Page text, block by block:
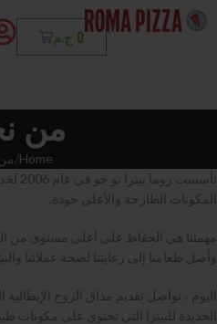
0 ج.م
من
Home
المكونات الطازجة والأعلى جودة.
مهمتنا هي الحفاظ على أعلى مستوى من
وأصل طعامنا إلى رعايتنا لصحة عملائنا
اليوم ، نواصل تقديم مذاق الروح الإيطالية
الجديدة للبيتزا التي تحتوي على مكونات